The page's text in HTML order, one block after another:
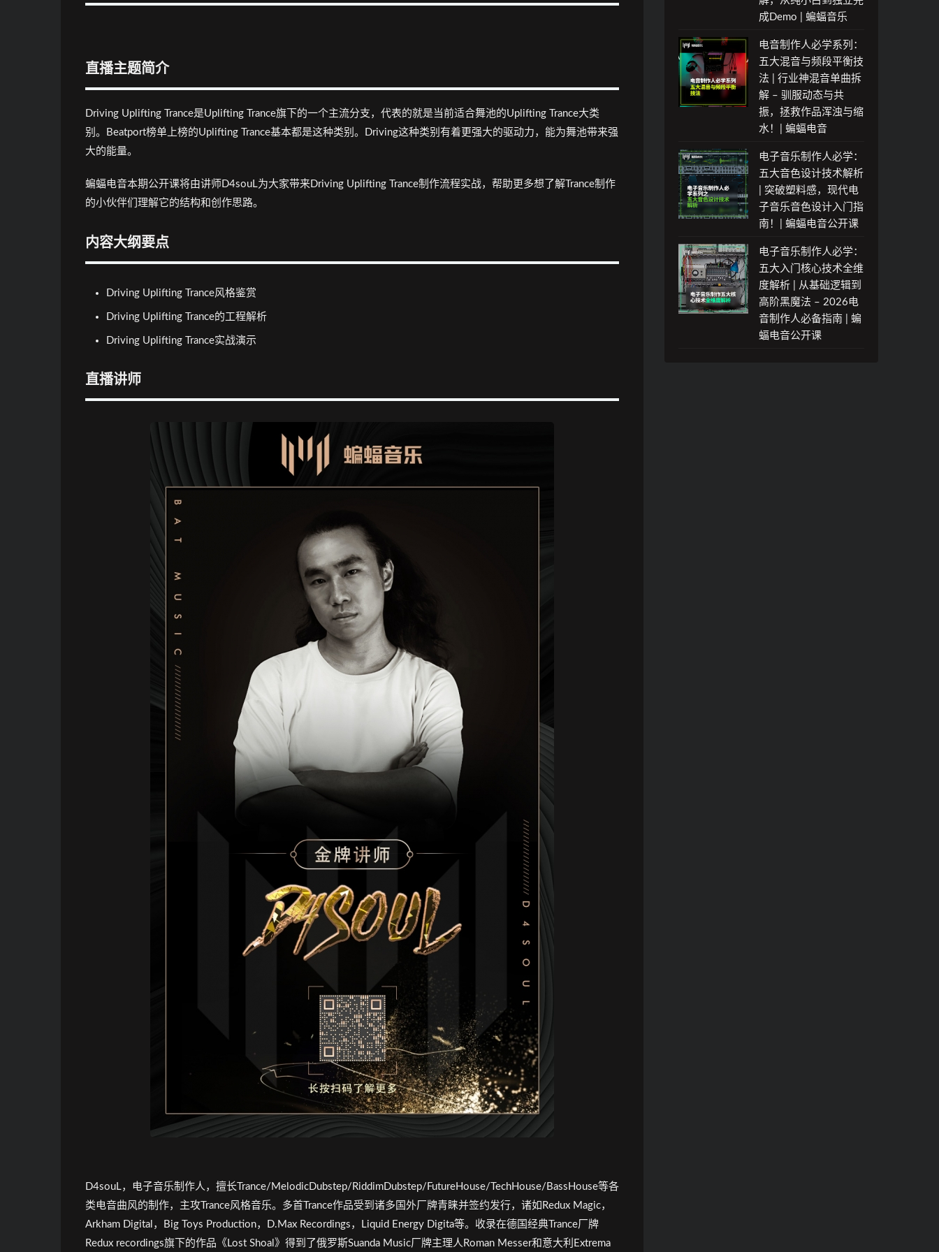
直播主题简介
Driving Uplifting Trance是Uplifting Trance旗下的一个主流分支，代表的就是当前适合舞池的Uplifting Trance大类
别。Beatport榜单上榜的Uplifting Trance基本都是这种类别。Driving这种类别有着更强大的驱动力，能为舞池带来强
大的能量。
蝙蝠电音本期公开课将由讲师D4souL为大家带来Driving Uplifting Trance制作流程实战，帮助更多想了解Trance制作
的小伙伴们理解它的结构和创作思路。
内容大纲要点
Driving Uplifting Trance风格鉴赏
Driving Uplifting Trance的工程解析
Driving Uplifting Trance实战演示
直播讲师
D4souL，电子音乐制作人，擅长Trance/MelodicDubstep/RiddimDubstep/FutureHouse/TechHouse/BassHouse等各
类电音曲风的制作，主攻Trance风格音乐。多首Trance作品受到诸多国外厂牌青睐并签约发行，诸如Redux Magic，
Arkham Digital，Big Toys Production，D.Max Recordings，Liquid Energy Digita等。收录在德国经典Trance厂牌
Redux recordings旗下的作品《Lost Shoal》得到了俄罗斯Suanda Music厂牌主理人Roman Messer和意大利Extrema
成Demo | 蝙蝠音乐
电音制作人必学系列：
五大混音与频段平衡技
法 | 行业神混音单曲拆
解 – 驯服动态与共
振，拯救作品浑浊与缩
水！| 蝙蝠电音
电子音乐制作人必学：
五大音色设计技术解析
| 突破塑料感，现代电
子音乐音色设计入门指
南！| 蝙蝠电音公开课
电子音乐制作人必学：
五大入门核心技术全维
度解析 | 从基础逻辑到
高阶黑魔法 – 2026电
音制作人必备指南 | 蝙
蝠电音公开课